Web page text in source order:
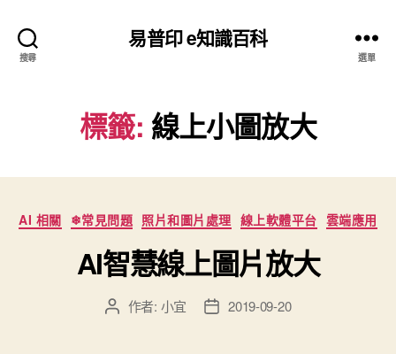
搜尋
易普印 e知識百科
選單
標籤: 線上小圖放大
分
類
AI 相關 ❄常見問題 照片和圖片處理 線上軟體平台 雲端應用
AI智慧線上圖片放大
文 作者: 小宜
文 2019-09-20